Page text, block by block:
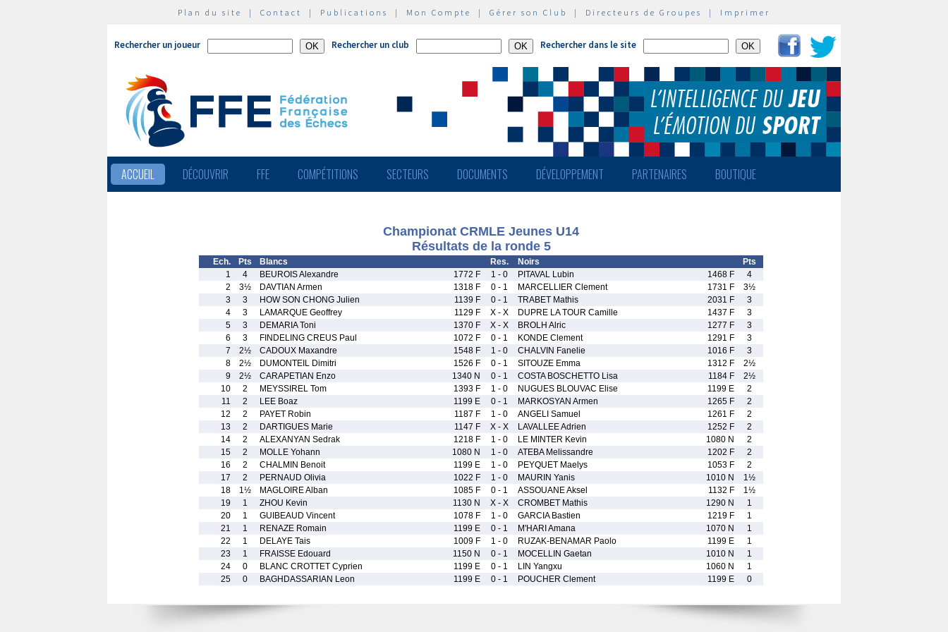
Plan du site | Contact | Publications | Mon Compte | Gérer son Club | Directeurs de Groupes | Imprimer
Rechercher un joueur Rechercher un club Rechercher dans le site
ACCUEIL DÉCOUVRIR FFE COMPÉTITIONS SECTEURS DOCUMENTS DÉVELOPPEMENT PARTENAIRES BOUTIQUE
Championat CRMLE Jeunes U14
Résultats de la ronde 5
Ech. Pts Blancs Res. Noirs
Pts
1
4 BEUROIS Alexandre 1772 F 1 - 0 PITAVAL Lubin 1468 F
4
2
3½ DAVTIAN Armen 1318 F 0 - 1 MARCELLIER Clement 1731 F
3½
3
3 HOW SON CHONG Julien 1139 F 0 - 1 TRABET Mathis 2031 F
3
4
3 LAMARQUE Geoffrey 1129 F X - X DUPRE LA TOUR Camille 1437 F
3
5
3 DEMARIA Toni 1370 F X - X BROLH Alric 1277 F
3
6
3 FINDELING CREUS Paul 1072 F 0 - 1 KONDE Clement 1291 F
3
7
2½ CADOUX Maxandre 1548 F 1 - 0 CHALVIN Fanelie 1016 F
3
8
2½ DUMONTEIL Dimitri 1526 F 0 - 1 SITOUZE Emma 1312 F
2½
9
2½ CARAPETIAN Enzo 1340 N 0 - 1 COSTA BOSCHETTO Lisa 1184 F
2½
10
2 MEYSSIREL Tom 1393 F 1 - 0 NUGUES BLOUVAC Elise 1199 E
2
11
2 LEE Boaz 1199 E 0 - 1 MARKOSYAN Armen 1265 F
2
12
2 PAYET Robin 1187 F 1 - 0 ANGELI Samuel 1261 F
2
13
2 DARTIGUES Marie 1147 F X - X LAVALLEE Adrien 1252 F
2
14
2 ALEXANYAN Sedrak 1218 F 1 - 0 LE MINTER Kevin 1080 N
2
15
2 MOLLE Yohann 1080 N 1 - 0 ATEBA Melissandre 1202 F
2
16
2 CHALMIN Benoit 1199 E 1 - 0 PEYQUET Maelys 1053 F
2
17
2 PERNAUD Olivia 1022 F 1 - 0 MAURIN Yanis 1010 N
1½
18
1½ MAGLOIRE Alban 1085 F 0 - 1 ASSOUANE Aksel 1132 F
1½
19
1 ZHOU Kevin 1130 N X - X CROMBET Mathis 1290 N
1
20
1 GUIBEAUD Vincent 1078 F 1 - 0 GARCIA Bastien 1219 F
1
21
1 RENAZE Romain 1199 E 0 - 1 M'HARI Amana 1070 N
1
22
1 DELAYE Tais 1009 F 1 - 0 RUZAK-BENAMAR Paolo 1199 E
1
23
1 FRAISSE Edouard 1150 N 0 - 1 MOCELLIN Gaetan 1010 N
1
24
0 BLANC CROTTET Cyprien 1199 E 0 - 1 LIN Yangxu 1060 N
1
25
0 BAGHDASSARIAN Leon 1199 E 0 - 1 POUCHER Clement 1199 E 0